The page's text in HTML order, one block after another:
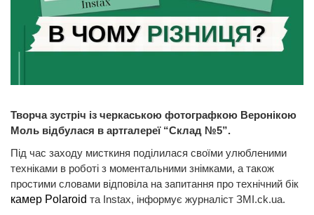
Творча зустріч із черкаською фотографкою Веронікою
Моль відбулася в артгалереї “Склад №5”.
Під час заходу мисткиня поділилася своїми улюбленими
техніками в роботі з моментальними знімками, а також
простими словами відповіла на запитання про технічний бік
камер Polaroid та Instax, інформує журналіст ЗМІ.ck.ua.